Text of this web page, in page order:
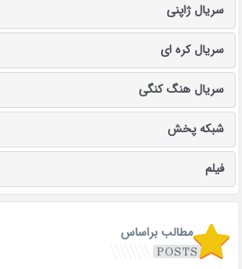
سریال ژاپنی
سریال کره ای
سریال هنگ کنگی
شبکه پخش
فیلم
مطالب براساس